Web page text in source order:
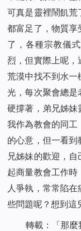
可真是靈裡鬧飢
都富足了，物質享
了，各種宗教儀
烈，但實際上呢，
荒漠中找不到水一
光，每次聚會總
硬撐著，弟兄姊妹
我作為教會的同工
的心意，但一看
兄姊妹的歡迎，
起商量教會工作
人爭執，常常陷
些問題呢？想到這
轉載：「那麼